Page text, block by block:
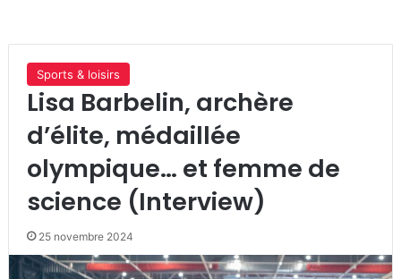
Sports & loisirs
Lisa Barbelin, archère
d’élite, médaillée
olympique… et femme de
science (Interview)
25 novembre 2024